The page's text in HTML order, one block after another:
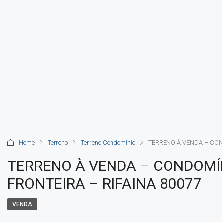
Home Terreno Terreno Condomínio TERRENO À VENDA –
TERRENO À VENDA –
FRONTEIRA – RIFAINA 80077
VENDA